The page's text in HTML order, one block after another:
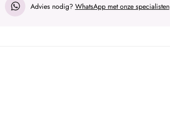
Advies nodig? WhatsApp met onze specialisten